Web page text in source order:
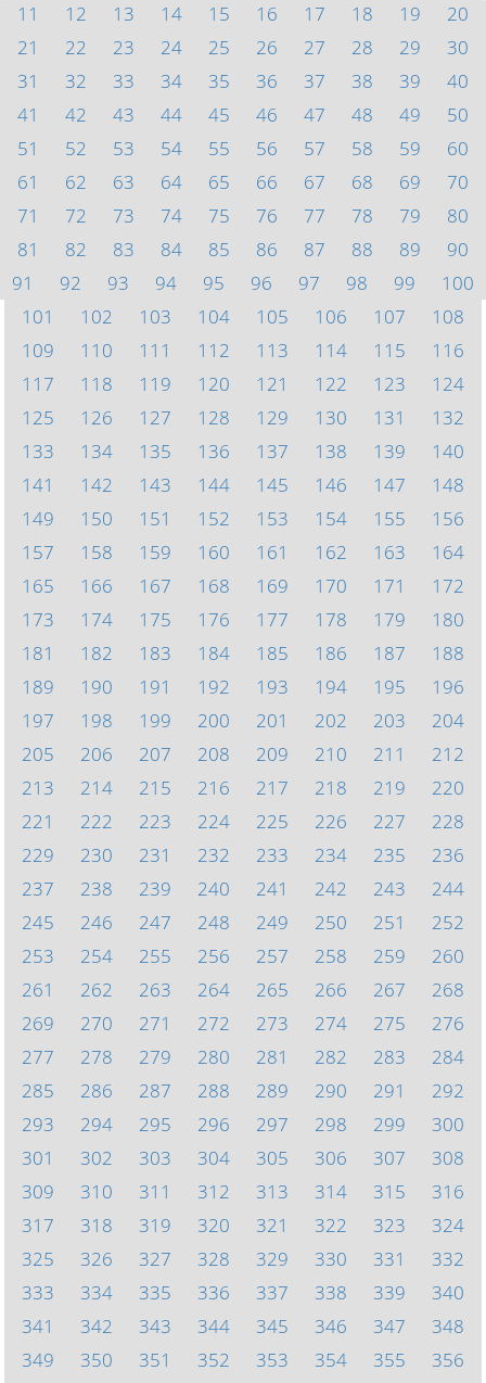
11
12 13 14 15 16 17 18 19
20
21
22 23 24 25 26 27 28 29
30
31
32 33 34 35 36 37 38 39
40
41
42 43 44 45 46 47 48 49
50
51
52 53 54 55 56 57 58 59
60
61
62 63 64 65 66 67 68 69
70
71
72 73 74 75 76 77 78 79
80
81
82 83 84 85 86 87 88 89
90
91
92 93 94 95 96 97 98 99
100
101
102 103 104 105 106 107
108
109
110 111 112 113 114 115
116
117
118 119 120 121 122 123
124
125
126 127 128 129 130 131
132
133
134 135 136 137 138 139
140
141
142 143 144 145 146 147
148
149
150 151 152 153 154 155
156
157
158 159 160 161 162 163
164
165
166 167 168 169 170 171
172
173
174 175 176 177 178 179
180
181
182 183 184 185 186 187
188
189
190 191 192 193 194 195
196
197
198 199 200 201 202 203
204
205
206 207 208 209 210 211
212
213
214 215 216 217 218 219
220
221
222 223 224 225 226 227
228
229
230 231 232 233 234 235
236
237
238 239 240 241 242 243
244
245
246 247 248 249 250 251
252
253
254 255 256 257 258 259
260
261
262 263 264 265 266 267
268
269
270 271 272 273 274 275
276
277
278 279 280 281 282 283
284
285
286 287 288 289 290 291
292
293
294 295 296 297 298 299
300
301
302 303 304 305 306 307
308
309
310 311 312 313 314 315
316
317
318 319 320 321 322 323
324
325
326 327 328 329 330 331
332
333
334 335 336 337 338 339
340
341
342 343 344 345 346 347
348
349
350 351 352 353 354 355
356